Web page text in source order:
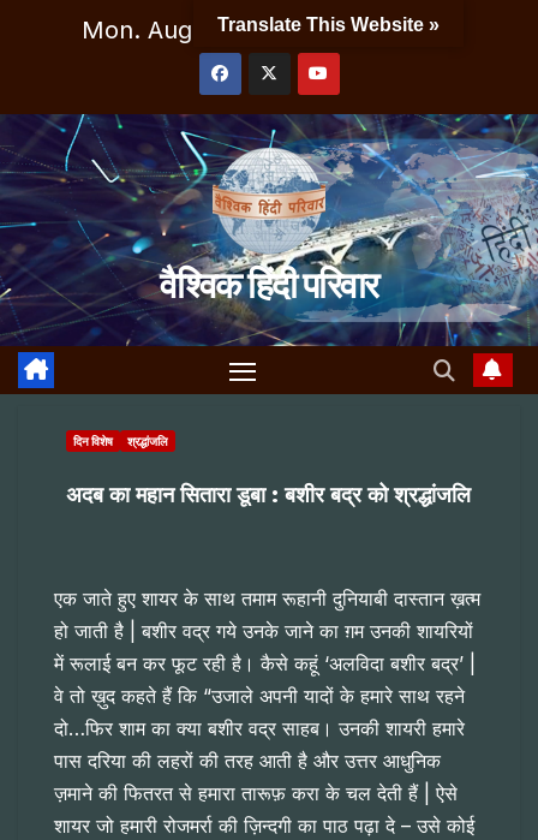
Mon. Aug 10th, 2026 5:40:53 AM
वैश्विक हिंदी परिवार
दिन विशेष श्रद्धांजलि
अदब का महान सितारा डूबा : बशीर बद्र को श्रद्धांजलि
एक जाते हुए शायर के साथ तमाम रूहानी दुनियाबी दास्तान ख़त्म
हो जाती है | बशीर वद्र गये उनके जाने का ग़म उनकी शायरियों
में रूलाई बन कर फूट रही है। कैसे कहूं ‘अलविदा बशीर बद्र’ |
वे तो ख़ुद कहते हैं कि “उजाले अपनी यादों के हमारे साथ रहने
दो…फिर शाम का क्या बशीर वद्र साहब। उनकी शायरी हमारे
पास दरिया की लहरों की तरह आती है और उत्तर आधुनिक
ज़माने की फितरत से हमारा तारूफ़ करा के चल देती हैं | ऐसे
शायर जो हमारी रोजमर्रा की ज़िन्दगी का पाठ पढ़ा दे – उसे कोई
Translate This Website »